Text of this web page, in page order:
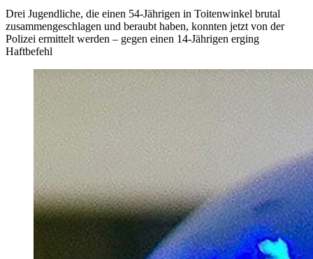
Drei Jugendliche, die einen 54-Jährigen in Toitenwinkel brutal
zusammengeschlagen und beraubt haben, konnten jetzt von der
Polizei ermittelt werden – gegen einen 14-Jährigen erging
Haftbefehl